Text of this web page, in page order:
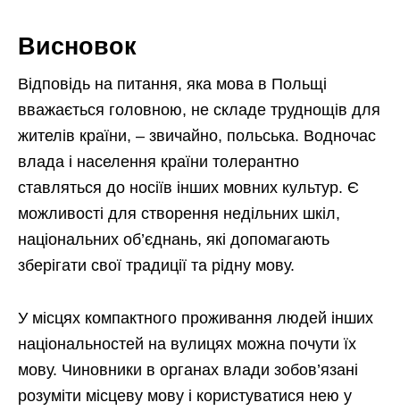
Висновок
Відповідь на питання, яка мова в Польщі
вважається головною, не складе труднощів для
жителів країни, – звичайно, польська. Водночас
влада і населення країни толерантно
ставляться до носіїв інших мовних культур. Є
можливості для створення недільних шкіл,
національних об’єднань, які допомагають
зберігати свої традиції та рідну мову.
У місцях компактного проживання людей інших
національностей на вулицях можна почути їх
мову. Чиновники в органах влади зобов’язані
розуміти місцеву мову і користуватися нею у